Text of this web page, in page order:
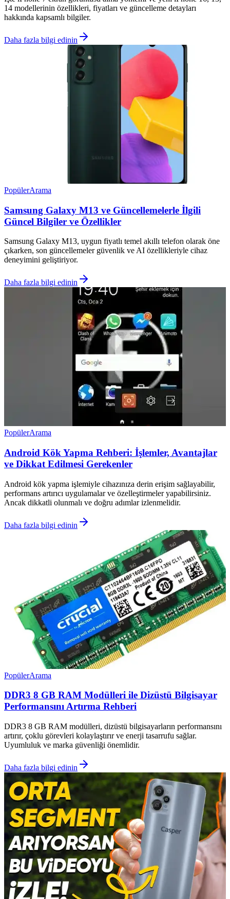
14 modellerinin özellikleri, fiyatları ve güncelleme detayları
hakkında kapsamlı bilgiler.
Daha fazla bilgi edinin
PopülerArama
Samsung Galaxy M13 ve Güncellemelerle İlgili
Güncel Bilgiler ve Özellikler
Samsung Galaxy M13, uygun fiyatlı temel akıllı telefon olarak öne
çıkarken, son güncellemeler güvenlik ve AI özellikleriyle cihaz
deneyimini geliştiriyor.
Daha fazla bilgi edinin
PopülerArama
Android Kök Yapma Rehberi: İşlemler, Avantajlar
ve Dikkat Edilmesi Gerekenler
Android kök yapma işlemiyle cihazınıza derin erişim sağlayabilir,
performans artırıcı uygulamalar ve özelleştirmeler yapabilirsiniz.
Ancak dikkatli olunmalı ve doğru adımlar izlenmelidir.
Daha fazla bilgi edinin
PopülerArama
DDR3 8 GB RAM Modülleri ile Dizüstü Bilgisayar
Performansını Artırma Rehberi
DDR3 8 GB RAM modülleri, dizüstü bilgisayarların performansını
artırır, çoklu görevleri kolaylaştırır ve enerji tasarrufu sağlar.
Uyumluluk ve marka güvenliği önemlidir.
Daha fazla bilgi edinin